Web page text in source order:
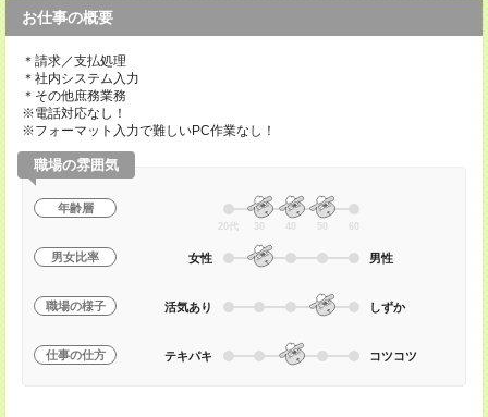
お仕事の概要
＊請求／支払処理
＊社内システム入力
＊その他庶務業務
※電話対応なし！
※フォーマット入力で難しいPC作業なし！
職場の雰囲気
年齢層
20代 30 40 50 60
男女比率 女性 男性
職場の様子 活気あり しずか
仕事の仕方 テキパキ コツコツ